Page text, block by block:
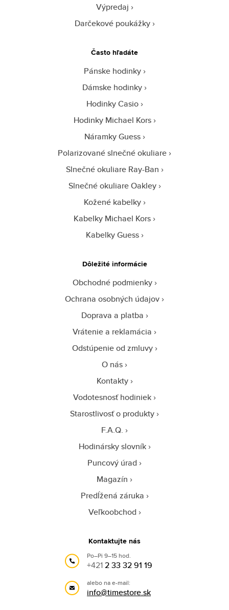
Výpredaj
Darčekové poukážky
Často hľadáte
Pánske hodinky
Dámske hodinky
Hodinky Casio
Hodinky Michael Kors
Náramky Guess
Polarizované slnečné okuliare
Slnečné okuliare Ray-Ban
Slnečné okuliare Oakley
Kožené kabelky
Kabelky Michael Kors
Kabelky Guess
Dôležité informácie
Obchodné podmienky
Ochrana osobných údajov
Doprava a platba
Vrátenie a reklamácia
Odstúpenie od zmluvy
O nás
Kontakty
Vodotesnosť hodiniek
Starostlivosť o produkty
F.A.Q.
Hodinársky slovník
Puncový úrad
Magazín
Predĺžená záruka
Veľkoobchod
Kontaktujte nás
Po–Pi 9–15 hod.
+4212 33 32 91 19
alebo na e-mail:
info@timestore.sk